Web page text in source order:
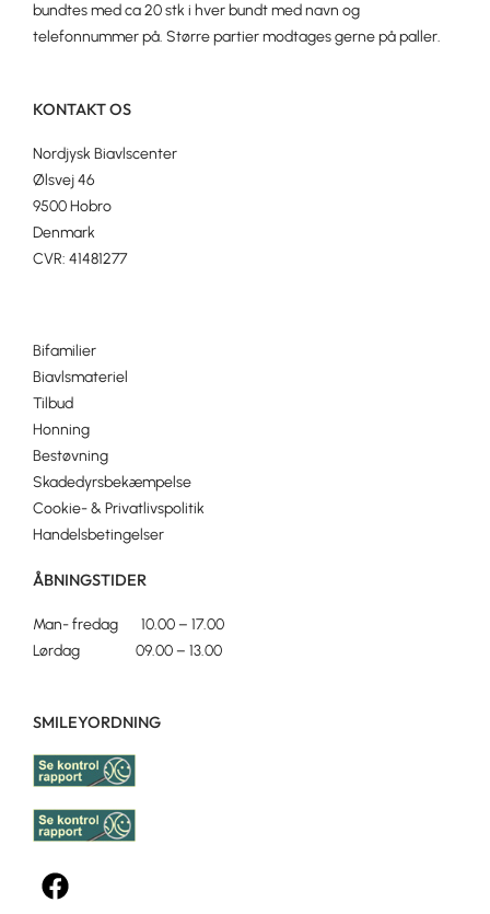
bundtes med ca 20 stk i hver bundt med navn og
telefonnummer på. Større partier modtages gerne på paller.
KONTAKT OS
Nordjysk Biavlscenter
Ølsvej 46
9500 Hobro
Denmark
CVR: 41481277
Bifamilier
Biavlsmateriel
Tilbud
Honning
Bestøvning
Skadedyrsbekæmpelse
Cookie- & Privatlivspolitik
Handelsbetingelser
ÅBNINGSTIDER
Man- fredag 10.00 – 17.00
Lørdag 09.00 – 13.00
SMILEYORDNING
F
a